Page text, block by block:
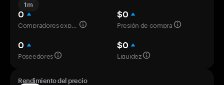
1m
0
Compradores experimentados
$0
Presión de compra
0
Poseedores
$0
Liquidez
Rendimiento del precio